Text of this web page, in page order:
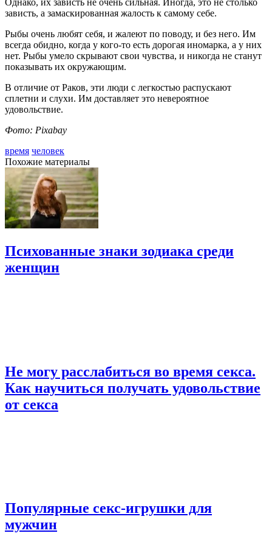
зависть, а замаскированная жалость к самому себе.
Рыбы очень любят себя, и жалеют по поводу, и без него. Им
всегда обидно, когда у кого-то есть дорогая иномарка, а у них
нет. Рыбы умело скрывают свои чувства, и никогда не станут
показывать их окружающим.
В отличие от Раков, эти люди с легкостью распускают
сплетни и слухи. Им доставляет это невероятное
удовольствие.
Фото: Pixabay
время человек
Похожие материалы
Психованные знаки зодиака среди
женщин
Не могу расслабиться во время секса.
Как научиться получать удовольствие
от секса
Популярные секс-игрушки для
мужчин